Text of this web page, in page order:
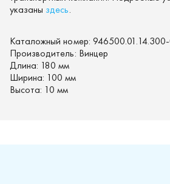
указаны здесь.
Каталожный номер:
Производитель: Винцер
Длина: 180 мм
Ширина: 100 мм
Высота: 10 мм